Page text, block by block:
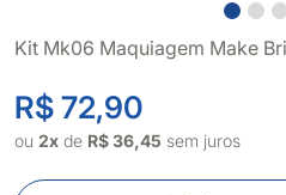
Kit Mk06 Maquiagem Make
R$ 72,90
ou 2x de R$ 36,45 sem juros